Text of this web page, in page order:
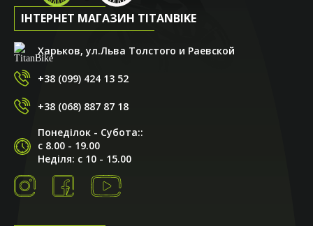
ІНТЕРНЕТ МАГАЗИН TITANBIKE
Харьков, ул.Льва Толстого и Раевской
+38 (099) 424 13 52
+38 (068) 887 87 18
Понеділок - Субота::
с 8.00 - 19.00
Неділя: с 10 - 15.00